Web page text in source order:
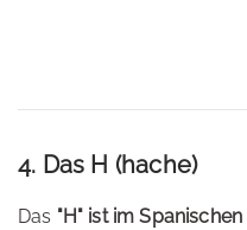
4. Das H (hache)
Das "H" ist im